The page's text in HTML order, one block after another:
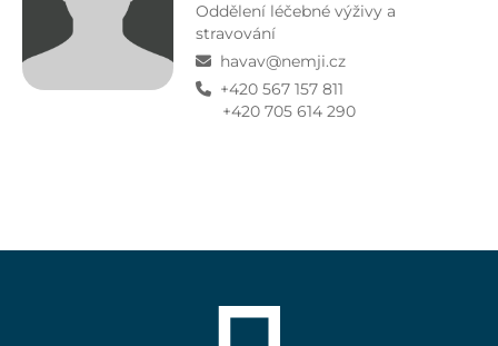
Oddělení léčebné výživy a
stravování
havav@nemji.cz
+420 567 157 811
+420 705 614 290